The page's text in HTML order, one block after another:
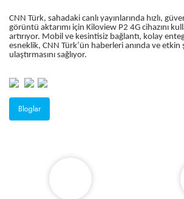
CNN Türk, sahadaki canlı yayınlarında hızlı,
görüntü aktarımı için Kiloview P2 4G cihazını
artırıyor. Mobil ve kesintisiz bağlantı, kolay
esneklik, CNN Türk’ün haberleri anında ve etkin
ulaştırmasını sağlıyor.
Bloglar